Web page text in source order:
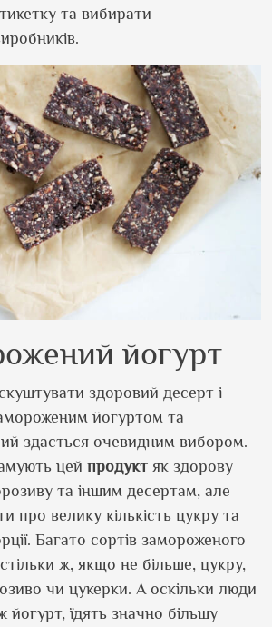
та вибирати
йогурт
здоровий десерт і
йогуртом та
здається очевидним вибором.
цей продукт як здорову
та іншим десертам, але
про велику кількість цукру та
Багато сортів замороженого
ж, якщо не більше, цукру,
чи цукерки. А оскільки люди
їдять значно більшу